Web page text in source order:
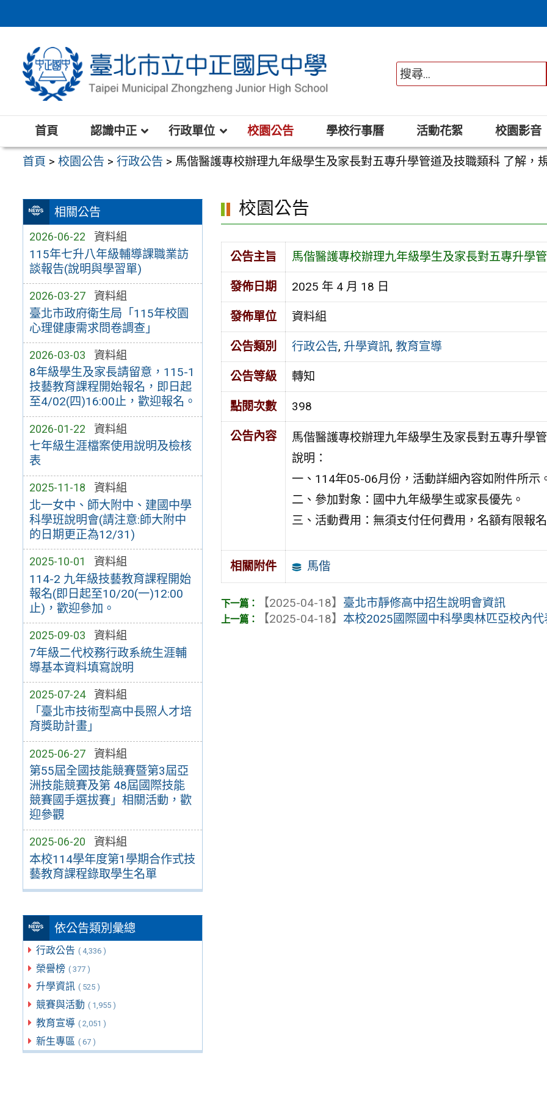
至
區
首頁 認識中正 行政單位 校園公告 學校行事曆 活動花絮 校園影音
首頁 >校園公告 >行政公告 > 馬偕醫護專校辦理九年級學生及家長對五專升學管道及技職類科 了解，
相關公告
2026-06-22 資料組
115年七升八年級輔導課職業訪
談報告(說明與學習單)
2026-03-27 資料組
臺北市政府衛生局「115年校園
心理健康需求問卷調查」
2026-03-03 資料組
8年級學生及家長請留意，115-1
技藝教育課程開始報名，即日起
至4/02(四)16:00止，歡迎報名。
2026-01-22 資料組
七年級生涯檔案使用說明及檢核
表
2025-11-18 資料組
北一女中、師大附中、建國中學
科學班說明會(請注意:師大附中
的日期更正為12/31)
2025-10-01 資料組
114-2 九年級技藝教育課程開始
報名(即日起至10/20(一)12:00
止)，歡迎參加。
2025-09-03 資料組
7年級二代校務行政系統生涯輔
導基本資料填寫說明
2025-07-24 資料組
「臺北市技術型高中長照人才培
育獎助計畫」
2025-06-27 資料組
第55屆全國技能競賽暨第3屆亞
洲技能競賽及第 48屆國際技能
競賽國手選拔賽」相關活動，歡
迎參觀
2025-06-20 資料組
本校114學年度第1學期合作式技
藝教育課程錄取學生名單
依公告類別彙總
行政公告 ( 4,336 )
榮譽榜 ( 377 )
升學資訊 ( 525 )
競賽與活動 ( 1,955 )
教育宣導 ( 2,051 )
新生專區 ( 67 )
校園公告
公告主旨 馬偕醫護專校辦理九年級學生及家長對五專升學
發佈日期 2025 年 4 月 18 日
發佈單位 資料組
公告類別 行政公告, 升學資訊, 教育宣導
公告等級 轉知
點閱次數 398
公告內容
馬偕醫護專校辦理九年級學生及家長對五專升學
說明：
一、114年05-06月份，活動詳細內容如附件所示
二、參加對象：國中九年級學生或家長優先。
三、活動費用：無須支付任何費用，名額有限報名
相關附件 馬偕
【2025-04-18】 臺北市靜修高中招生說明會資訊
【2025-04-18】 本校2025國際國中科學奧林匹亞校內